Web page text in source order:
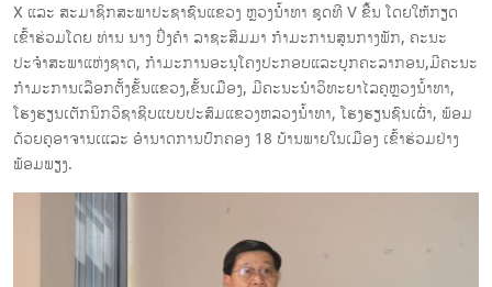
X ແລະ ສະມາຊິກສະພາປະຊາຊົນແຂວງ ຫຼວງນໍ້າທາ ຊຸດທີ V ຂື້ນ ໂດຍໃຫ້ກຽດ
ເຂົ້າຮ່ວມໂດຍ ທ່ານ ນາງ ປິ່ງຄຳ ລາຊະສິມມາ ກຳມະການສູນກາງພັກ, ຄະນະ
ປະຈຳສະພາແຫ່ງຊາດ, ກຳມະການອະນຸໂຄງປະກອບແລະບຸກຄະລາກອນ,ມີຄະນະ
ກຳມະການເລືອກຕັ້ງຂັ້ນແຂວງ,ຂັ້ນເມືອງ, ມີຄະນະນຳວິທະຍາໄລຄູຫຼວງນ້ຳທາ,
ໂຮງຮຽນເຕັກນິກວິຊາຊີບແບບປະສົມແຂວງຫລວງນ້ຳທາ, ໂຮງຮຽນຊົນເຜົ່າ, ພ້ອມ
ດ້ວຍຄູອາຈານເແລະ ອຳນາດການປົກຄອງ 18 ບ້ານພາຍໃນເມືອງ ເຂົ້າຮ່ວມຢ່າງ
ພ້ອມພຽງ.